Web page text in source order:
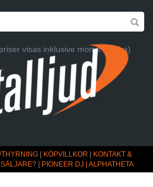
visas inklusive moms (Ändra)
KÖPVILLKOR
KONTAKT &
PIONEER DJ | ALPHATHETA